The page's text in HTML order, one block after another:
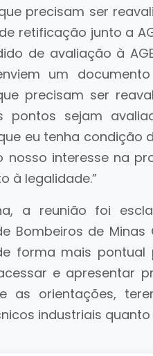
precisam ser
retificação junto a
de avaliação à
um
precisam ser
pontos sejam
eu tenha condição
nosso interesse na
à legalidade.”
a reunião foi
Bombeiros de
forma mais pontual
e apresentar
as orientações,
industriais